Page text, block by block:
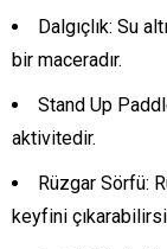
Dalgıçlık: Su
bir maceradır.
Stand Up
aktivitedir.
Rüzgar Sörfü:
keyfini